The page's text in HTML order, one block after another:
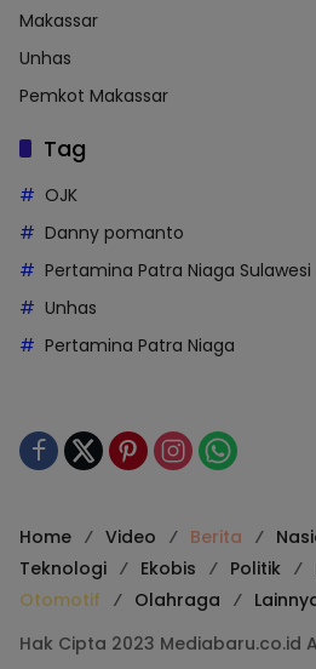
Makassar
Unhas
Pemkot Makassar
Tag
OJK
Danny pomanto
Pertamina Patra Niaga Sulawesi
Unhas
Pertamina Patra Niaga
Home Video Berita
Teknologi
Ekobis Politik
Otomotif
Olahraga
Hak Cipta 2023 Mediabaru.co.id